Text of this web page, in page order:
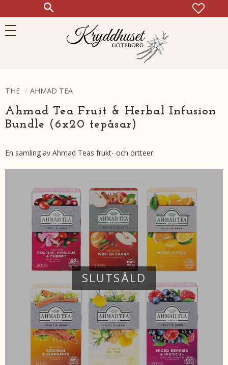
THE AHMAD TEA
Ahmad Tea Fruit & Herbal Infusion
Bundle (6x20 tepåsar)
En samling av Ahmad Teas frukt- och örtteer.
SLUTSÅLD